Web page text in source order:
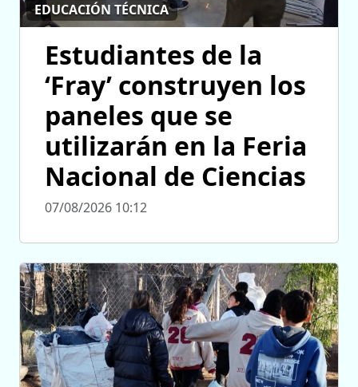
EDUCACIÓN TÉCNICA
Estudiantes de la
‘Fray’ construyen los
paneles que se
utilizarán en la Feria
Nacional de Ciencias
07/08/2026 10:12